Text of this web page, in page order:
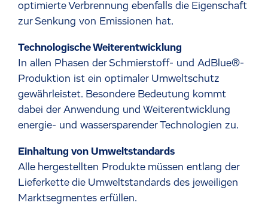
optimierte Verbrennung ebenfalls die Eigenschaft
zur Senkung von Emissionen hat.
Technologische Weiterentwicklung
In allen Phasen der Schmierstoff- und AdBlue®-
Produktion ist ein optimaler Umweltschutz
gewährleistet. Besondere Bedeutung kommt
dabei der Anwendung und Weiterentwicklung
energie- und wassersparender Technologien zu.
Einhaltung von Umweltstandards
Alle hergestellten Produkte müssen entlang der
Lieferkette die Umweltstandards des jeweiligen
Marktsegmentes erfüllen.